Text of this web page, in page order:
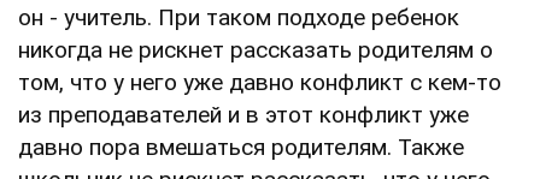
он - учитель. При таком подходе ребенок
никогда не рискнет рассказать родителям о
том, что у него уже давно конфликт с кем-то
из преподавателей и в этот конфликт уже
давно пора вмешаться родителям. Также